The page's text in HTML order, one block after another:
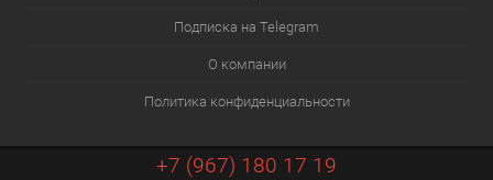
Подписка на Telegram
О компании
Политика конфиденциальности
+7 (967) 180 17 19